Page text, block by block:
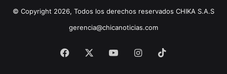
© Copyright 2026, Todos los derechos reservados CHIKA S.A.S
gerencia@chicanoticias.com
Facebook YouTubeInstagram